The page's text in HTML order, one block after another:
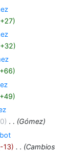
+27
+32
0
Gómez
-13
Cambios